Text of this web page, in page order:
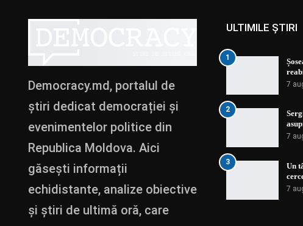
Democracy.md, portalul de
știri dedicat democrației și
evenimentelor politice din
Republica Moldova. Aici
găsești informații
echidistante, analize obiective
și știri de ultimă oră, care
ULTIMILE ȘTIRI
1
7
2
7
3
Un
7